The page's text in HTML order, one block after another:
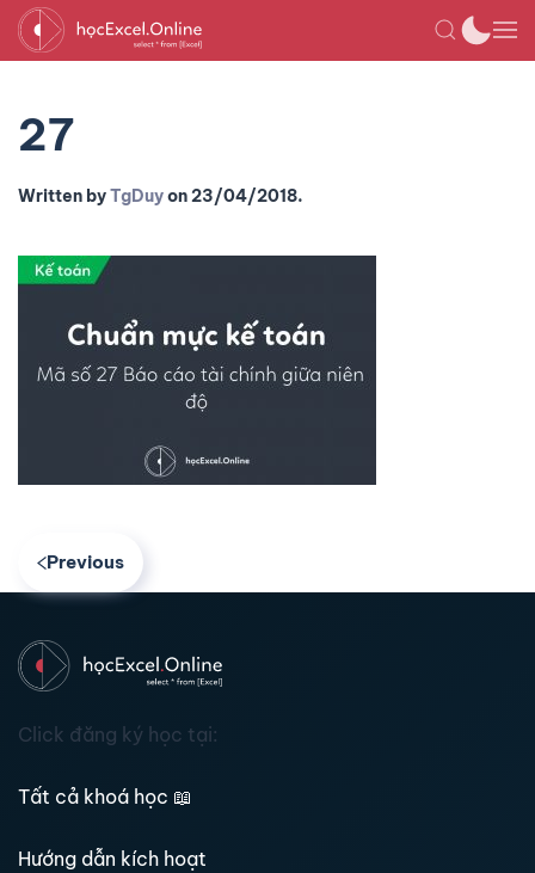
27
Written byTgDuyon23/04/2018.
Previous
Click đăng ký học tại:
Tất cả khoá học 📖
Hướng dẫn kích hoạt